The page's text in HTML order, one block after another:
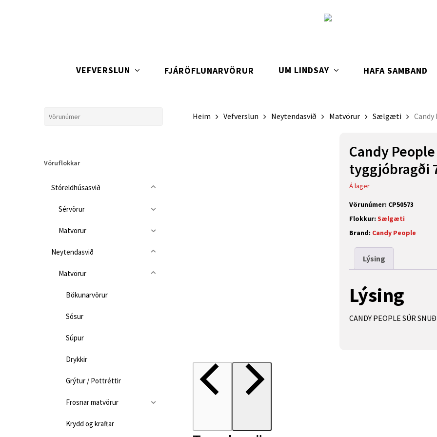
VEFVERSLUN FJÁRÖFLUNARVÖRUR UM LINDSAY HAFA SAMBAND
Vöruflokkar
Stóreldhúsasvið
Sérvörur
Matvörur
Neytendasvið
Matvörur
Bökunarvörur
Sósur
Súpur
Drykkir
Grýtur / Pottréttir
Frosnar matvörur
Krydd og kraftar
Heim Vefverslun Neytendasvið Matvörur Sælgæti
Candy
tyggjóbragði
Á lager
Vörunúmer: CP50573
Flokkur: Sælgæti
Brand: Candy People
Lýsing
Lýsing
CANDY PEOPLE SÚR